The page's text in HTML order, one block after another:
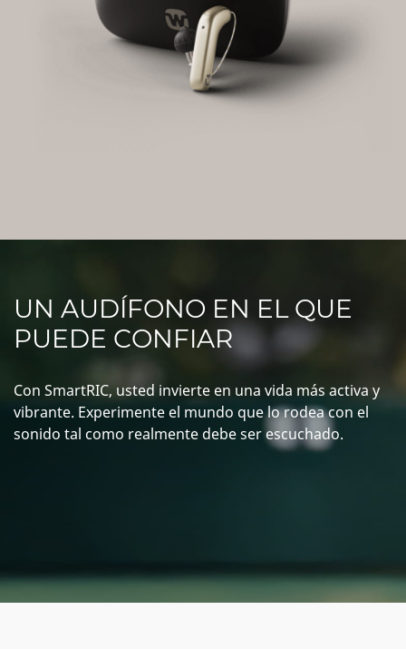
UN AUDÍFONO EN EL QUE
PUEDE CONFIAR
Con SmartRIC, usted invierte en una vida más activa y
vibrante. Experimente el mundo que lo rodea con el
sonido tal como realmente debe ser escuchado.